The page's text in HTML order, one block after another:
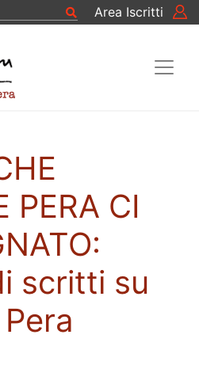
Cerca
CercaArea Iscritti
PERA CI
scritti su